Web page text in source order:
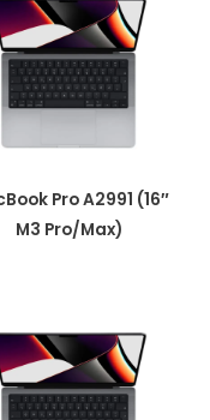
Pro A2991 (16″
M3 Pro/Max)